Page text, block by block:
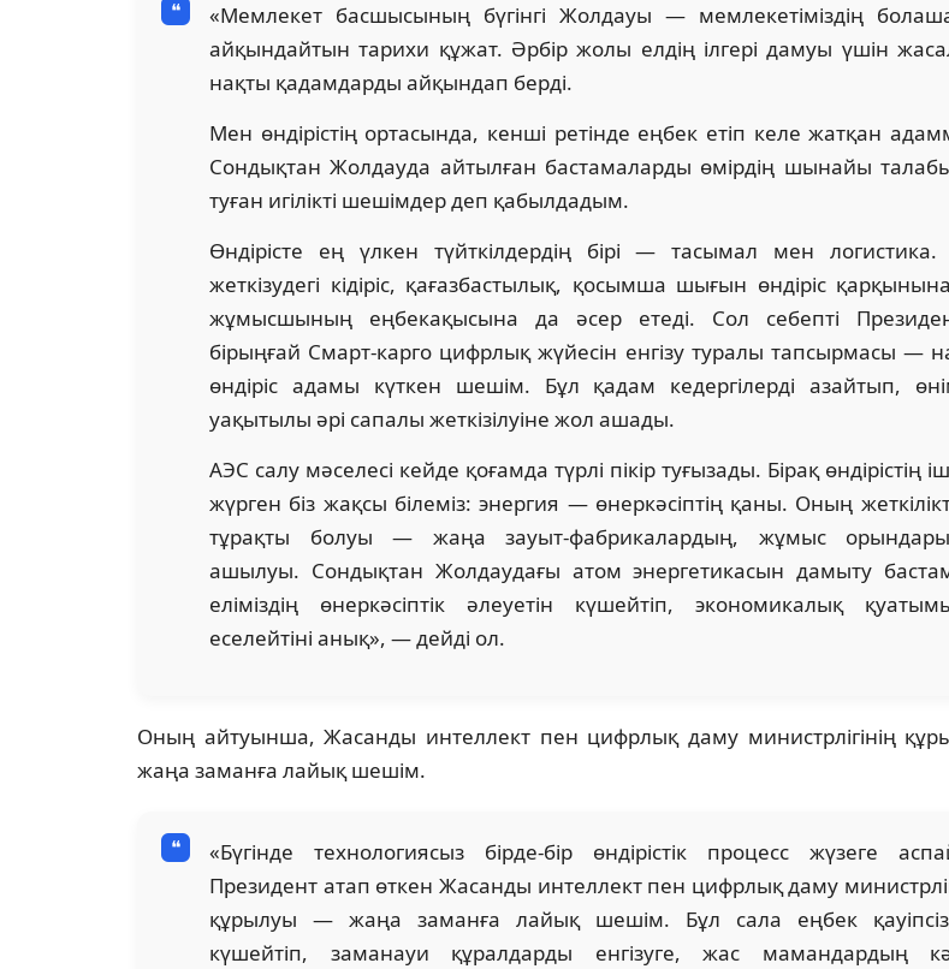
«Мемлекет басшысының бүгінгі Жолдауы — мемлекетіміздің
айқындайтын тарихи құжат. Әрбір жолы елдің ілгері дамуы үшін
нақты қадамдарды айқындап берді.
Мен өндірістің ортасында, кенші ретінде еңбек етіп келе жатқан
Сондықтан Жолдауда айтылған бастамаларды өмірдің шынайы
туған игілікті шешімдер деп қабылдадым.
Өндірісте ең үлкен түйткілдердің бірі — тасымал мен
жеткізудегі кідіріс, қағазбастылық, қосымша шығын өндіріс
жұмысшының еңбекақысына да әсер етеді. Сол себепті
бірыңғай Смарт-карго цифрлық жүйесін енгізу туралы тапсырмасы —
өндіріс адамы күткен шешім. Бұл қадам кедергілерді азайтып,
уақытылы әрі сапалы жеткізілуіне жол ашады.
АЭС салу мәселесі кейде қоғамда түрлі пікір туғызады. Бірақ өндірістің
жүрген біз жақсы білеміз: энергия — өнеркәсіптің қаны. Оның
тұрақты болуы — жаңа зауыт-фабрикалардың, жұмыс
ашылуы. Сондықтан Жолдаудағы атом энергетикасын дамыту
еліміздің өнеркәсіптік әлеуетін күшейтіп, экономикалық
еселейтіні анық», — дейді ол.
Оның айтуынша, Жасанды интеллект пен цифрлық даму министрлігінің
жаңа заманға лайық шешім.
«Бүгінде технологиясыз бірде-бір өндірістік процесс жүзеге
Президент атап өткен Жасанды интеллект пен цифрлық даму
құрылуы — жаңа заманға лайық шешім. Бұл сала еңбек
күшейтіп, заманауи құралдарды енгізуге, жас мамандардың